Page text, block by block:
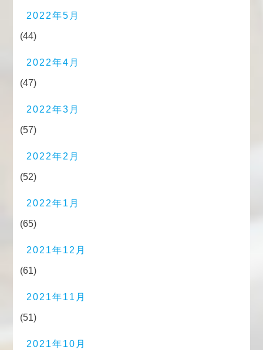
2022年5月
(44)
2022年4月
(47)
2022年3月
(57)
2022年2月
(52)
2022年1月
(65)
2021年12月
(61)
2021年11月
(51)
2021年10月